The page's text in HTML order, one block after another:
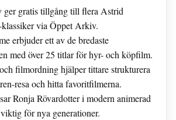
ger gratis tillgång till flera Astrid
via Öppet Arkiv.
erbjuder ett av de bredaste
med över 25 titlar för hyr- och köpfilm.
filmordning hjälper tittare strukturera
resa och hitta favoritfilmerna.
Ronja Rövardotter i modern animerad
för nya generationer.